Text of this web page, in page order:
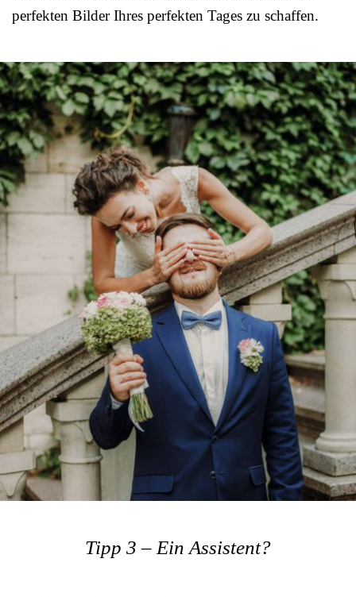
perfekten Bilder Ihres perfekten Tages zu schaffen.
Tipp 3 – Ein Assistent?